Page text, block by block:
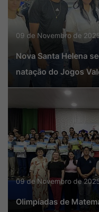
09 de Novembro de
Nova Santa Helena
natação do Jogos
09 de Novembro de
Olimpíadas de